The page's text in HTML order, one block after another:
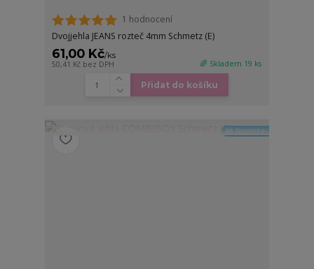
1 hodnocení
Dvojjehla JEANS rozteč 4mm Schmetz (E)
61,00 Kč/ks
50,41 Kč bez DPH 🌈 Skladem 19 ks
Přidat do košíku
🆕 Novinka